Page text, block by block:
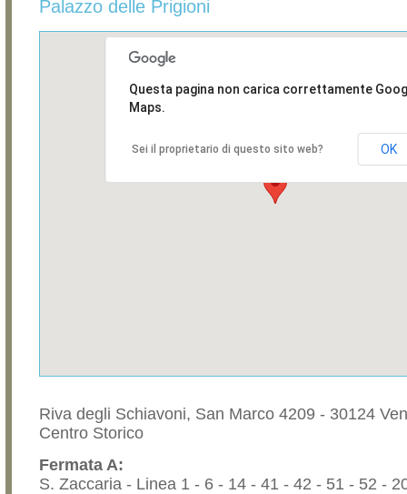
Palazzo delle Prigioni
Questa pagina non carica correttamente
Maps.
Sei il proprietario di questo sito web? OK
Riva degli Schiavoni, San Marco 4209 - 30124
Centro Storico
Fermata A:
S. Zaccaria - Linea 1 - 6 - 14 - 41 - 42 - 51 - 52 -